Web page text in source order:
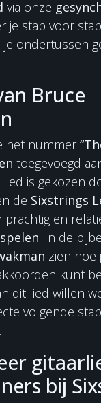
via onze
je stap voor
ondertussen
Bruce
het nummer
toegevoegd
lied is gekozen
de Sixstrings
prachtig en
. In de
zien
kunt
dit lied willen
volgende
bij